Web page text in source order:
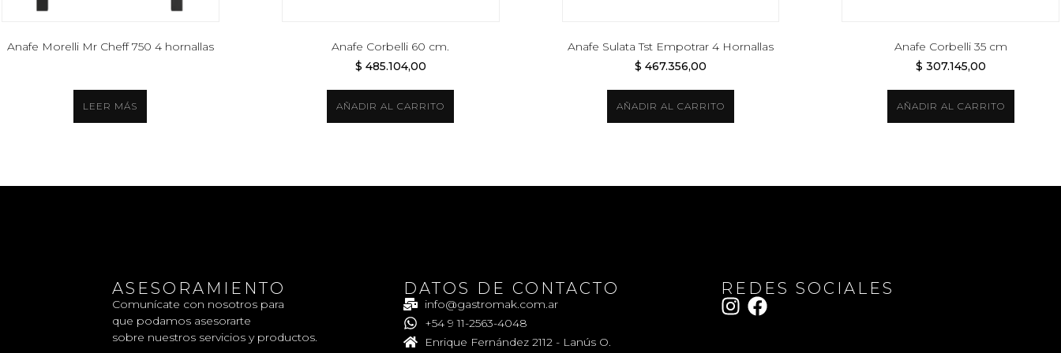
Anafe Morelli Mr Cheff 750 4 hornallas
LEER MÁS
Anafe Corbelli 60 cm.
$ 485.104,00
AÑADIR AL CARRITO
Anafe Sulata Tst Empotrar 4 Hornallas
$ 467.356,00
AÑADIR AL CARRITO
Anafe Corbelli 35 cm
$ 307.145,00
AÑADIR AL CARRITO
ASESORAMIENTO
Comunícate con nosotros para
que podamos asesorarte
sobre nuestros servicios y productos.
DATOS DE CONTACTO
info@gastromak.com.ar
+54 9 11-2563-4048
Enrique Fernández 2112 - Lanús O.
REDES SOCIALES